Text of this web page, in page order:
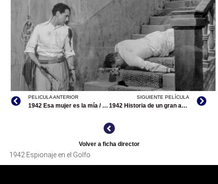
ESPIONAJE EN EL GOLFO, ARCHIVO TELEVICINE
PELICULA ANTERIOR
1942 Esa mujer es la mía / Tu mujer es la mía
SIGUIENTE PELÍCULA
1942 Historia de un gran amor
Volver a ficha director
1942 Espionaje en el Golfo